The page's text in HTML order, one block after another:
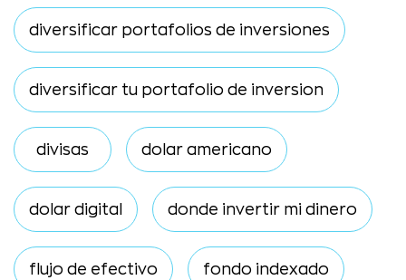
diversificar portafolios de inversiones
diversificar tu portafolio de inversion
divisas dolar americano
dolar digital donde invertir mi dinero
flujo de efectivo fondo indexado